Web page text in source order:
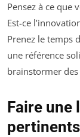
Pensez à ce que
Est-ce
Prenez le temps
une référence
brainstormer
Faire une
pertinents